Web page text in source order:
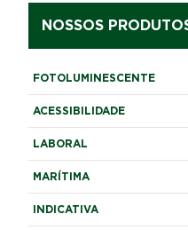
NOSSOS
FOTOLUMINESCENTE
ACESSIBILIDADE
LABORAL
MARÍTIMA
INDICATIVA